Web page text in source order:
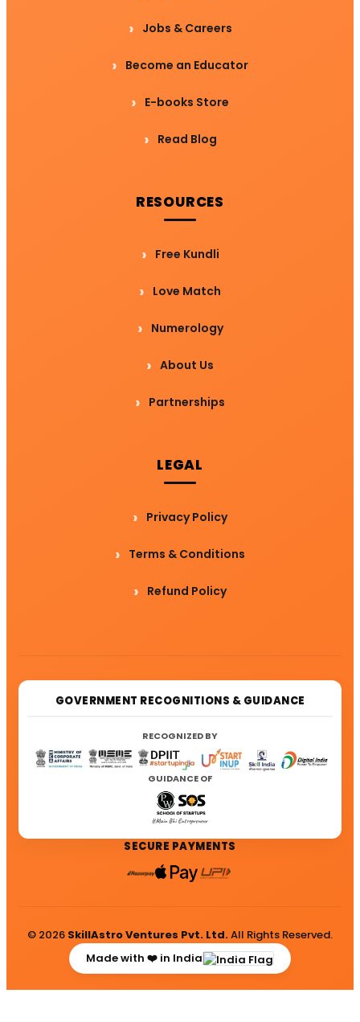
Jobs & Careers
Become an Educator
E-books Store
Read Blog
RESOURCES
Free Kundli
Love Match
Numerology
About Us
Partnerships
LEGAL
Privacy Policy
Terms & Conditions
Refund Policy
GOVERNMENT RECOGNITIONS & GUIDANCE
RECOGNIZED BY
GUIDANCE OF
SECURE PAYMENTS
© 2026 SkillAstro Ventures Pvt. Ltd.All Rights Reserved.
Made with ❤️ in India